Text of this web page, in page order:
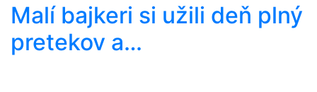
Malí bajkeri si užili deň plný
pretekov a…